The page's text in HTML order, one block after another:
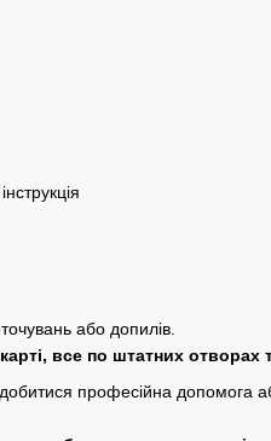
або допилів.
все по штатних отворах
професійна допомога